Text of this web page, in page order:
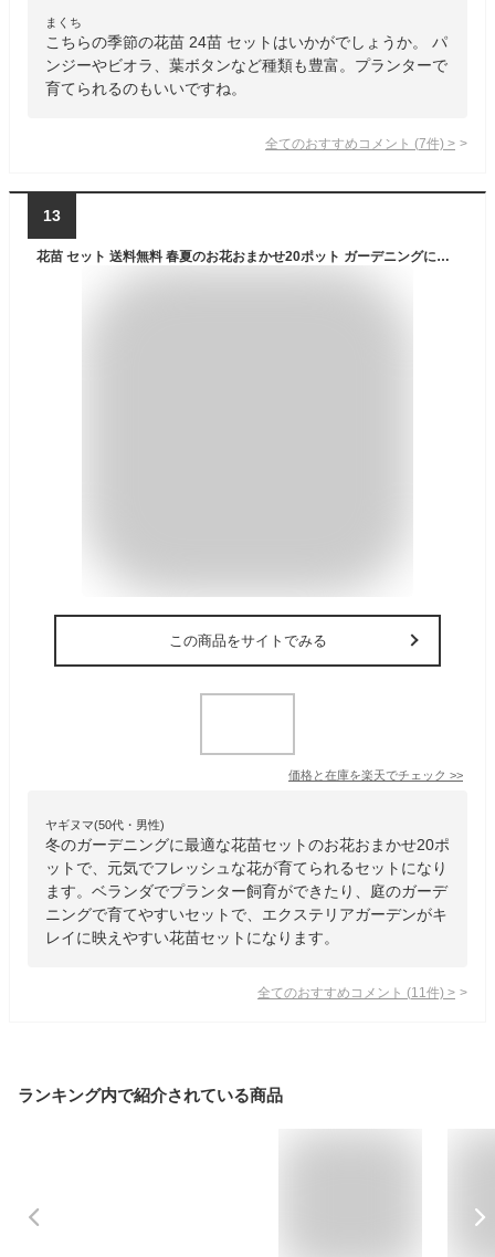
まくち
こちらの季節の花苗 24苗 セットはいかがでしょうか。 パ
ンジーやビオラ、葉ボタンなど種類も豊富。プランターで
育てられるのもいいですね。
全てのおすすめコメント (7件) >
13
花苗 セット 送料無料 春夏のお花おまかせ20ポット ガーデニングに最適です。沖縄・離島を除く
この商品をサイトでみる
価格と在庫を楽天でチェック >>
ヤギヌマ(50代・男性)
冬のガーデニングに最適な花苗セットのお花おまかせ20ポ
ットで、元気でフレッシュな花が育てられるセットになり
ます。ベランダでプランター飼育ができたり、庭のガーデ
ニングで育てやすいセットで、エクステリアガーデンがキ
レイに映えやすい花苗セットになります。
全てのおすすめコメント (11 件) >
ランキング内で紹介されている商品